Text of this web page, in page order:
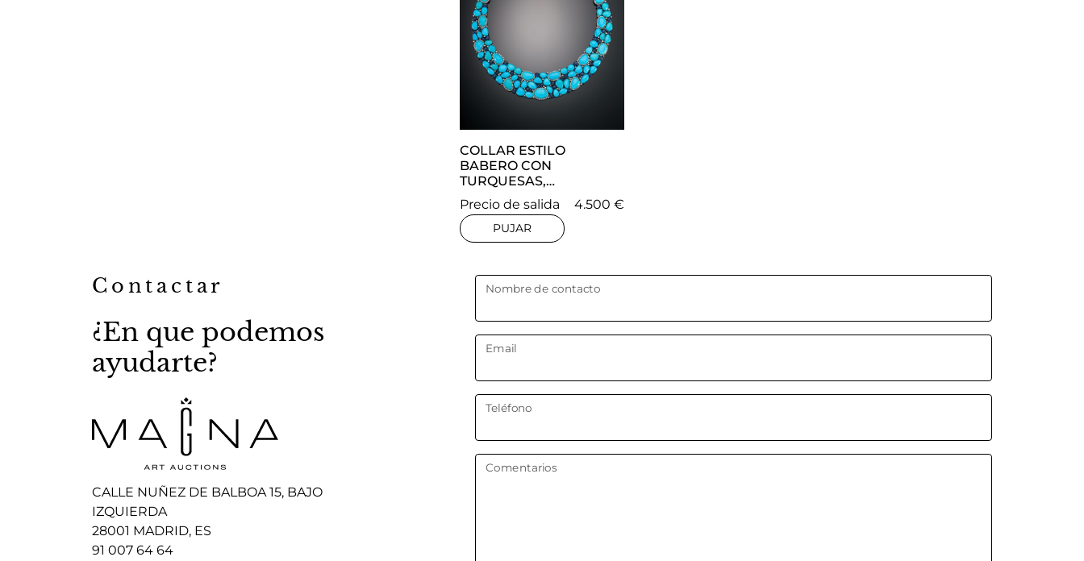
COLLAR ESTILO
BABERO CON
TURQUESAS,
DIAMANTES Y ZAFIROS
EN ORO AMARILLO DE
14 KT Y PLATA
Precio de salida 4.500 €
PUJAR
Contactar
¿En que podemos
ayudarte?
CALLE NUÑEZ DE BALBOA 15, BAJO
IZQUIERDA
28001 MADRID, ES
91 007 64 64
Nombre de contacto
Email
Teléfono
Comentarios